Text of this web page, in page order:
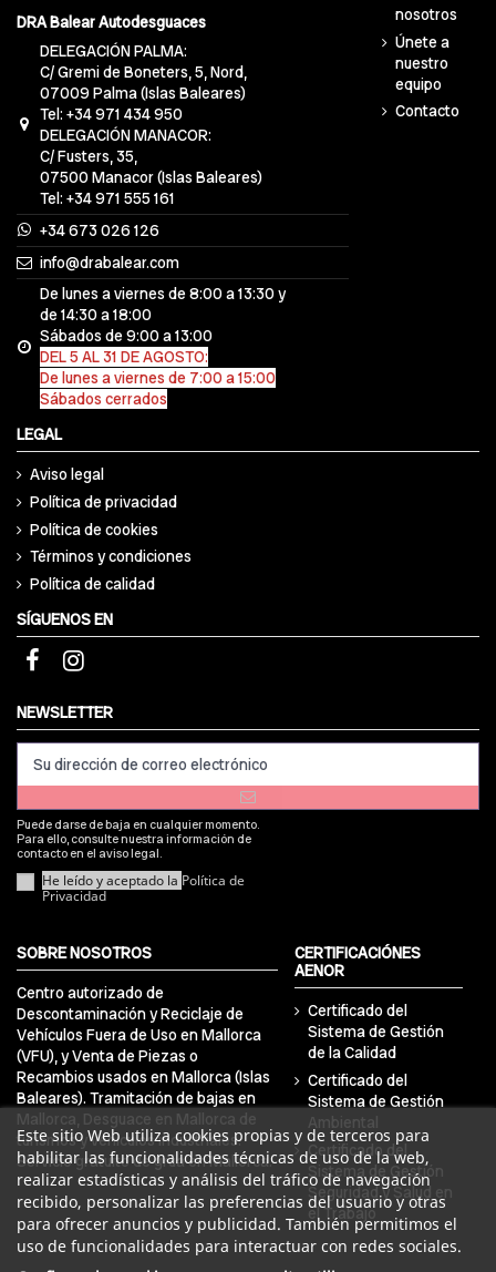
DRA Balear Autodesguaces
DELEGACIÓN PALMA:
C/ Gremi de Boneters, 5, Nord,
07009 Palma (Islas Baleares)
Tel: +34 971 434 950
DELEGACIÓN MANACOR:
C/ Fusters, 35,
07500 Manacor (Islas Baleares)
Tel: +34 971 555 161
+34 673 026 126
info@drabalear.com
De lunes a viernes de 8:00 a 13:30 y
de 14:30 a 18:00
Sábados de 9:00 a 13:00
DEL 5 AL 31 DE AGOSTO:
De lunes a viernes de 7:00 a 15:00
Sábados cerrados
nosotros
Únete a
nuestro
equipo
Contacto
LEGAL
Aviso legal
Política de privacidad
Política de cookies
Términos y condiciones
Política de calidad
Este sitio Web utiliza cookies propias y de terceros para
habilitar las funcionalidades técnicas de uso de la web,
realizar estadísticas y análisis del tráfico de navegación
recibido, personalizar las preferencias del usuario y otras
para ofrecer anuncios y publicidad. También permitimos el
uso de funcionalidades para interactuar con redes sociales.
SÍGUENOS EN
NEWSLETTER
Puede darse de baja en cualquier momento.
Para ello, consulte nuestra información de
contacto en el aviso legal.
He leído y aceptado la Política de
Privacidad
SOBRE NOSOTROS
Centro autorizado de
Descontaminación y Reciclaje de
Vehículos Fuera de Uso en Mallorca
(VFU), y Venta de Piezas o
Recambios usados en Mallorca (Islas
Baleares). Tramitación de bajas en
Mallorca, Desguace en Mallorca de
turismos y vehículos industriales.
Servicio gratuito de grúa en Mallorca.
CERTIFICACIÓNES
AENOR
Certificado del
Sistema de Gestión
de la Calidad
Certificado del
Sistema de Gestión
Ambiental
Certificado del
Sistema de Gestión
Seguridad y Salud en
el Trabajo